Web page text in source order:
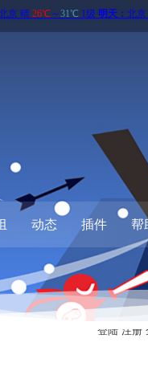
动态 插件 帮
登陆 注册